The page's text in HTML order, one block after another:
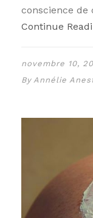
conscience de
Continue
novembre 10,
By Annélie